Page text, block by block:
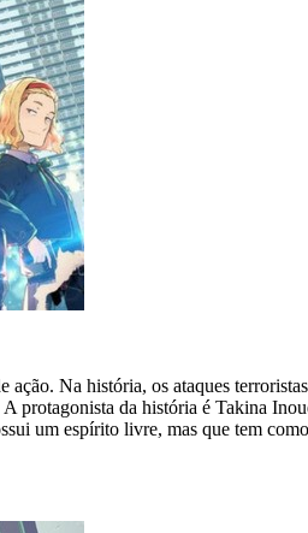
Na história, os ataques
protagonista da história é Takina
um espírito livre, mas que tem